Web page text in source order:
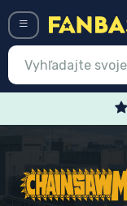
Najnovšie